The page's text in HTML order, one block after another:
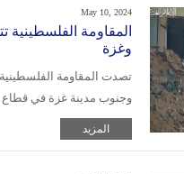
May 10, 2024
المقاومة
وغزة
تصدت المقاومة
وجنوب مدينة غزة في
المزيد